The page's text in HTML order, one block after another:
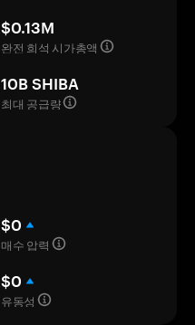
$0.13M
완전 희석 시가총액
10B SHIBA
최대 공급량
$0
매수 압력
$0
유동성